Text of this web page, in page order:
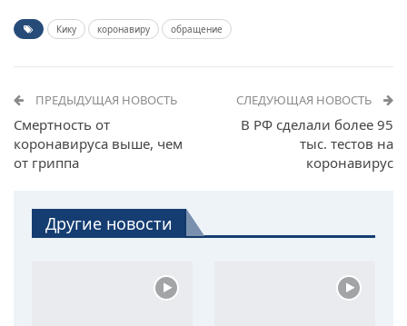
Кику коронавиру обращение
ПРЕДЫДУЩАЯ НОВОСТЬ
Смертность от
коронавируса выше, чем
от гриппа
СЛЕДУЮЩАЯ НОВОСТЬ
В РФ сделали более 95
тыс. тестов на
коронавирус
Другие новости